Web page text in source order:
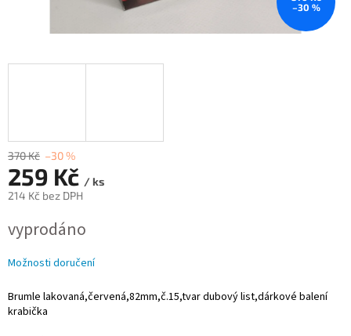
–30 %
370 Kč –30 %
259 Kč / ks
214 Kč bez DPH
cena:
vyprodáno
Možnosti doručení
Brumle lakovaná,červená,82mm,č.15,tvar dubový list,dárkové balení
krabička